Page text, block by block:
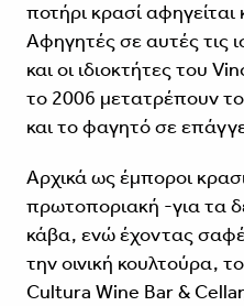
ποτήρι κρασί αφηγείται
Αφηγητές σε αυτές τις
και οι ιδιοκτήτες του
το 2006 μετατρέπουν
και το φαγητό σε
Αρχικά ως έμποροι
πρωτοποριακή -για τα
κάβα, ενώ έχοντας
την οινική κουλτούρα,
Cultura Wine Bar &